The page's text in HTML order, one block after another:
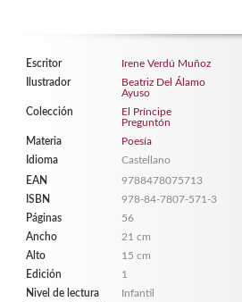
Escritor
Irene Verdú Muñoz
Ilustrador
Beatriz Del Álamo
Ayuso
Colección
El Príncipe
Preguntón
Materia
Poesía
Idioma
Castellano
EAN
9788478075713
ISBN
978-84-7807-571-3
Páginas
56
Ancho
21 cm
Alto
15 cm
Edición
1
Nivel de lectura
Infantil